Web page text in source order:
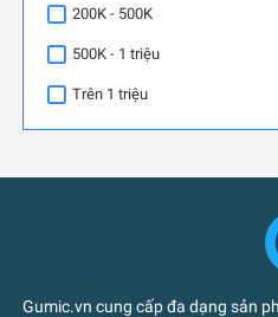
200K - 500K
500K - 1 triệu
Trên 1 triệu
Gumic.vn cung cấp đa dạng sản